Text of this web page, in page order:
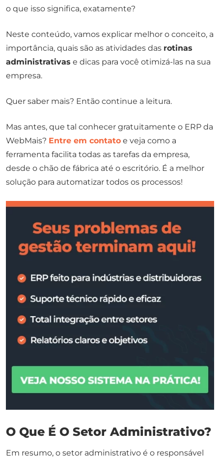
o que isso significa, exatamente?
Neste conteúdo, vamos explicar melhor o conceito, a
importância, quais são as atividades das rotinas
administrativas e dicas para você otimizá-las na sua
empresa.
Quer saber mais? Então continue a leitura.
Mas antes, que tal conhecer gratuitamente o ERP da
WebMais? Entre em contato e veja como a
ferramenta facilita todas as tarefas da empresa,
desde o chão de fábrica até o escritório. É a melhor
solução para automatizar todos os processos!
O Que É O Setor Administrativo?
Em resumo, o setor administrativo é o responsável